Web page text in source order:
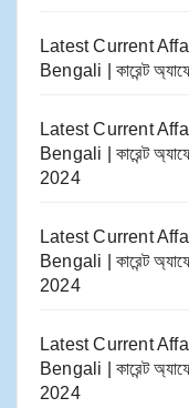
Latest Current
Bengali | কারেন্ট
Latest Current
Bengali | কারেন্ট
2024
Latest Current
Bengali | কারেন্ট
2024
Latest Current
Bengali | কারেন্ট
2024